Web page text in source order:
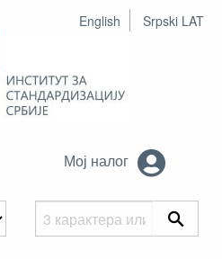
English Srpski LAT
Мој налог